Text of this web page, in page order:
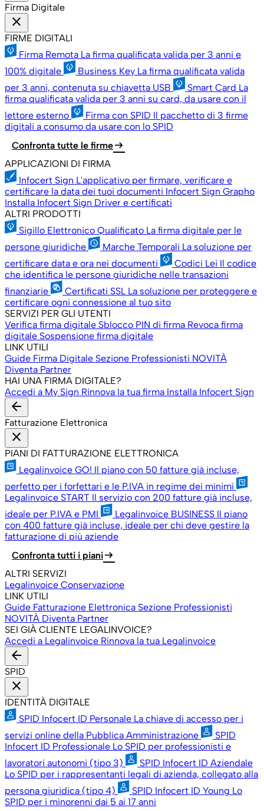
Firma Digitale
close
FIRME DIGITALI
Firma Remota La firma qualificata valida per 3 anni e
100% digitale
Business Key La firma qualificata valida
per 3 anni, contenuta su chiavetta USB
Smart Card La
firma qualificata valida per 3 anni su card, da usare con il
lettore esterno
Firma con SPID Il pacchetto di 3 firme
digitali a consumo da usare con lo SPID
Confronta tutte le firmearrow_right_alt
APPLICAZIONI DI FIRMA
Infocert Sign L'applicativo per firmare, verificare e
certificare la data dei tuoi documenti Infocert Sign Grapho
Installa Infocert Sign Driver e certificati
ALTRI PRODOTTI
Sigillo Elettronico Qualificato La firma digitale per le
persone giuridiche
Marche Temporali La soluzione per
certificare data e ora nei documenti
Codici Lei Il codice
che identifica le persone giuridiche nelle transazioni
finanziarie
Certificati SSL La soluzione per proteggere e
certificare ogni connessione al tuo sito
SERVIZI PER GLI UTENTI
Verifica firma digitale Sblocco PIN di firma Revoca firma
digitale Sospensione firma digitale
LINK UTILI
Guide Firma Digitale Sezione Professionisti NOVITÀ
Diventa Partner
HAI UNA FIRMA DIGITALE?
Accedi a My Sign Rinnova la tua firma Installa Infocert Sign
arrow_back
Fatturazione Elettronica
close
PIANI DI FATTURAZIONE ELETTRONICA
Legalinvoice GO! Il piano con 50 fatture già incluse,
perfetto per i forfettari e le P.IVA in regime dei minimi
Legalinvoice START Il servizio con 200 fatture già incluse,
ideale per P.IVA e PMI
Legalinvoice BUSINESS Il piano
con 400 fatture già incluse, ideale per chi deve gestire la
fatturazione di più aziende
Confronta tutti i pianiarrow_right_alt
ALTRI SERVIZI
Legalinvoice Conservazione
LINK UTILI
Guide Fatturazione Elettronica Sezione Professionisti
NOVITÀ Diventa Partner
SEI GIÀ CLIENTE LEGALINVOICE?
Accedi a Legalinvoice Rinnova la tua Legalinvoice
arrow_back
SPID
close
IDENTITÀ DIGITALE
SPID Infocert ID Personale La chiave di accesso per i
servizi online della Pubblica Amministrazione
SPID
Infocert ID Professionale Lo SPID per professionisti e
lavoratori autonomi (tipo 3)
SPID Infocert ID Aziendale
Lo SPID per i rappresentanti legali di azienda, collegato alla
persona giuridica (tipo 4)
SPID Infocert ID Young Lo
SPID per i minorenni dai 5 ai 17 anni